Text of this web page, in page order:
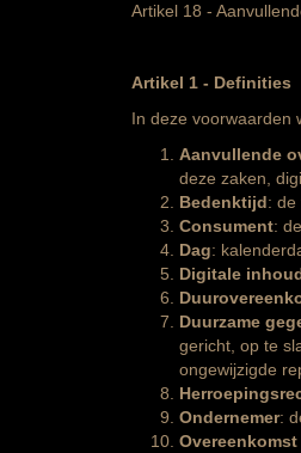
Artikel 18 -
Artikel 1 - Definities
In deze voorwaarden
Aanvullende
deze zaken,
Bedenktijd: de
Consument:
Dag:
Digitale
Duurzame
gericht, op te
ongewijzigde
Ondernemer: